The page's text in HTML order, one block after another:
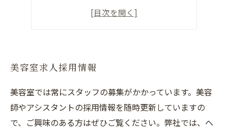
一流の美容師になる
美容室求人採用情報
美容室では常にスタッフの募集がかかっています。美容
師やアシスタントの採用情報を随時更新していますの
で、ご興味のある方はぜひご覧ください。弊社では、ヘ